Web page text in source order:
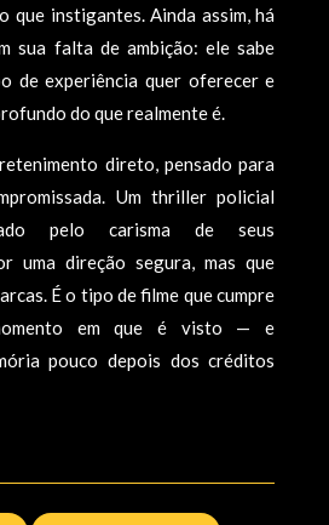
que instigantes. Ainda assim, há
sua falta de ambição: ele sabe
de experiência quer oferecer e
do que realmente é.
direto, pensado para
Um thriller policial
pelo carisma de seus
uma direção segura, mas que
É o tipo de filme que cumpre
em que é visto — e
pouco depois dos créditos